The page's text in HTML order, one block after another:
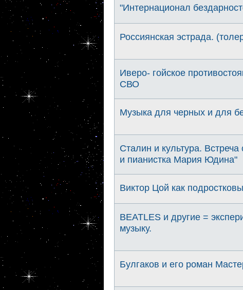
"Интернационал
Россиянская эстрада.
Иверо- гойское
СВО
Музыка для черных и для
Сталин и культура.
и пианистка Мария Юдина"
Виктор Цой как
BEATLES и другие =
музыку.
Булгаков и его роман